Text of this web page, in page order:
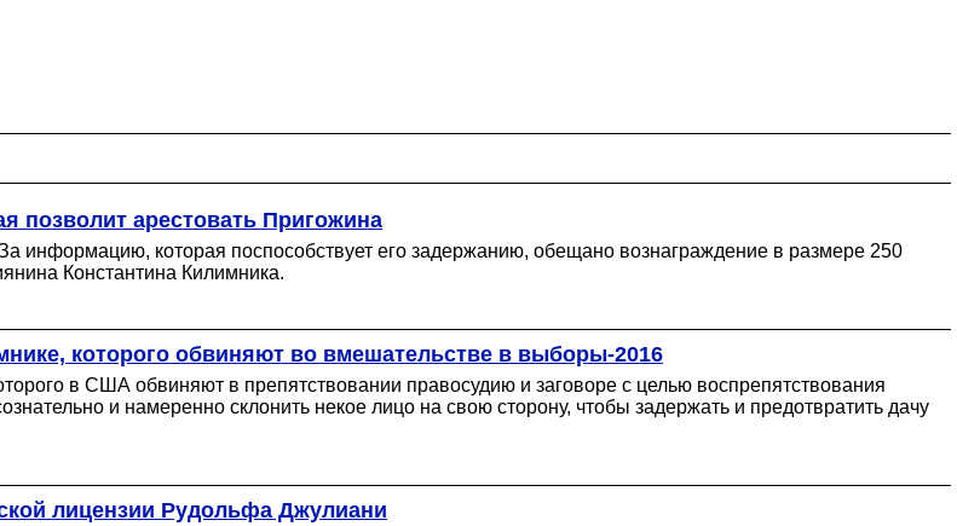
позволит арестовать Пригожина
информацию, которая поспособствует его задержанию, обещано вознаграждение в размере 250
Константина Килимника.
которого обвиняют во вмешательстве в выборы-2016
в США обвиняют в препятствовании правосудию и заговоре с целью воспрепятствования
и намеренно склонить некое лицо на свою сторону, чтобы задержать и предотвратить дачу
лицензии Рудольфа Джулиани